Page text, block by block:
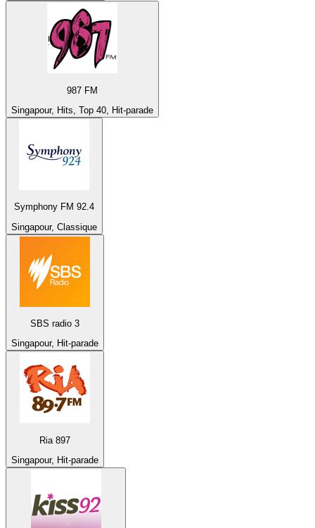
987 FM
Singapour, Hits, Top 40, Hit-parade
Symphony FM 92.4
Singapour, Classique
SBS radio 3
Singapour, Hit-parade
Ria 897
Singapour, Hit-parade